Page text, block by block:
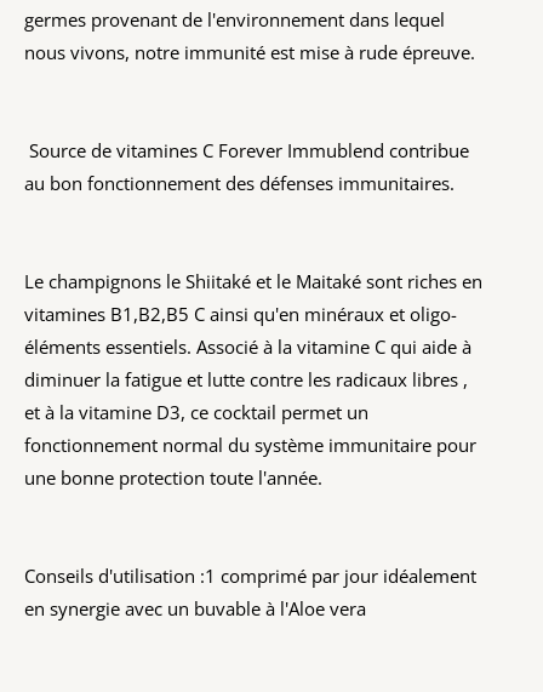
germes provenant de l'environnement dans lequel
nous vivons, notre immunité est mise à rude épreuve.
Source de vitamines C Forever Immublend contribue
au bon fonctionnement des défenses immunitaires.
Le champignons le Shiitaké et le Maitaké sont riches en
vitamines B1,B2,B5 C ainsi qu'en minéraux et oligo-
éléments essentiels. Associé à la vitamine C qui aide à
diminuer la fatigue et lutte contre les radicaux libres ,
et à la vitamine D3, ce cocktail permet un
fonctionnement normal du système immunitaire pour
une bonne protection toute l'année.
Conseils d'utilisation :1 comprimé par jour idéalement
en synergie avec un buvable à l'Aloe vera